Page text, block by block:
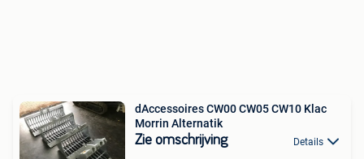
dAccessoires CW00 CW05 CW10 Klac
Morrin Alternatik
Zie omschrijving Details